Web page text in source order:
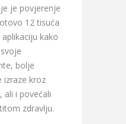
je povjerenje
12 tisuća
kako
bolje
izraze kroz
ali i povećali
zdravlju.